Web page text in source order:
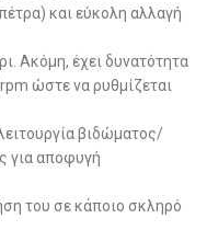
και εύκολη αλλαγή
Ακόμη, έχει δυνατότητα
ώστε να ρυθμίζεται
βιδώματος/
για αποφυγή
του σε κάποιο σκληρό